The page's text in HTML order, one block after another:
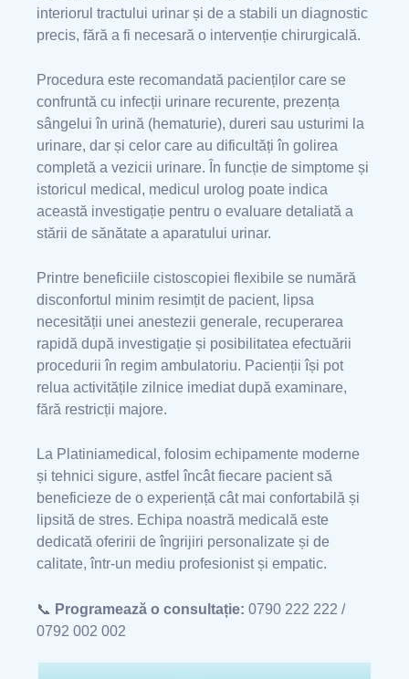
interiorul tractului urinar și de a stabili un diagnostic
precis, fără a fi necesară o intervenție chirurgicală.
Procedura este recomandată pacienților care se
confruntă cu infecții urinare recurente, prezența
sângelui în urină (hematurie), dureri sau usturimi la
urinare, dar și celor care au dificultăți în golirea
completă a vezicii urinare. În funcție de simptome și
istoricul medical, medicul urolog poate indica
această investigație pentru o evaluare detaliată a
stării de sănătate a aparatului urinar.
Printre beneficiile cistoscopiei flexibile se numără
disconfortul minim resimțit de pacient, lipsa
necesității unei anestezii generale, recuperarea
rapidă după investigație și posibilitatea efectuării
procedurii în regim ambulatoriu. Pacienții își pot
relua activitățile zilnice imediat după examinare,
fără restricții majore.
La Platiniamedical, folosim echipamente moderne
și tehnici sigure, astfel încât fiecare pacient să
beneficieze de o experiență cât mai confortabilă și
lipsită de stres. Echipa noastră medicală este
dedicată oferirii de îngrijiri personalizate și de
calitate, într-un mediu profesionist și empatic.
📞 Programează o consultație: 0790 222 222 /
0792 002 002